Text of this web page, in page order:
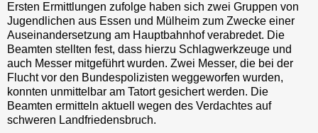
Ersten Ermittlungen zufolge haben sich zwei Gruppen von
Jugendlichen aus Essen und Mülheim zum Zwecke einer
Auseinandersetzung am Hauptbahnhof verabredet. Die
Beamten stellten fest, dass hierzu Schlagwerkzeuge und
auch Messer mitgeführt wurden. Zwei Messer, die bei der
Flucht vor den Bundespolizisten weggeworfen wurden,
konnten unmittelbar am Tatort gesichert werden. Die
Beamten ermitteln aktuell wegen des Verdachtes auf
schweren Landfriedensbruch.